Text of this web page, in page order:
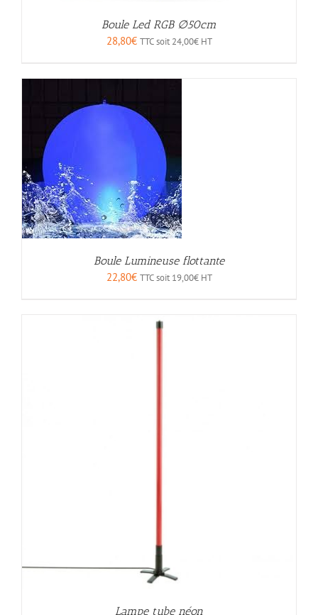
Boule Led RGB ∅50cm
28,80€ TTC soit 24,00€HT
Boule Lumineuse flottante
22,80€ TTC soit 19,00€HT
Lampe tube néon